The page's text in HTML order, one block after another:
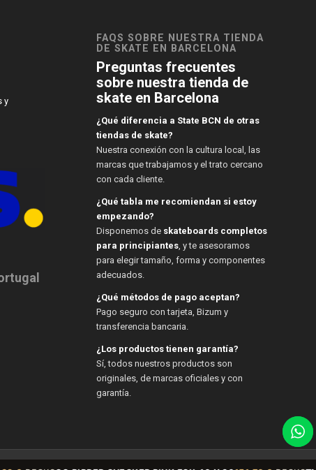
y
FAQS SOBRE NUESTRA TIENDA
DE SKATE EN BARCELONA
Preguntas frecuentes
sobre nuestra tienda de
skate en Barcelona
¿Qué diferencia a State BCN de otras
tiendas de skate?
Nuestra conexión con la cultura local, las
marcas que trabajamos y el trato cercano
con cada cliente.
¿Qué tabla me recomiendan si estoy
empezando?
Disponemos de skateboards completos
para principiantes, y te asesoramos
para elegir tamaño, forma y componentes
adecuados.
¿Qué métodos de pago aceptan?
Pago seguro con tarjeta, Bizum y
transferencia bancaria.
¿Los productos tienen garantía?
Sí, todos nuestros productos son
originales, de marcas oficiales y con
garantía.